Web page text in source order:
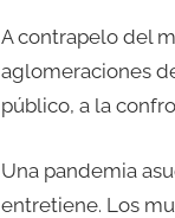
A contrapelo del
aglomeraciones
público, a la
Una pandemia
entretiene. Los